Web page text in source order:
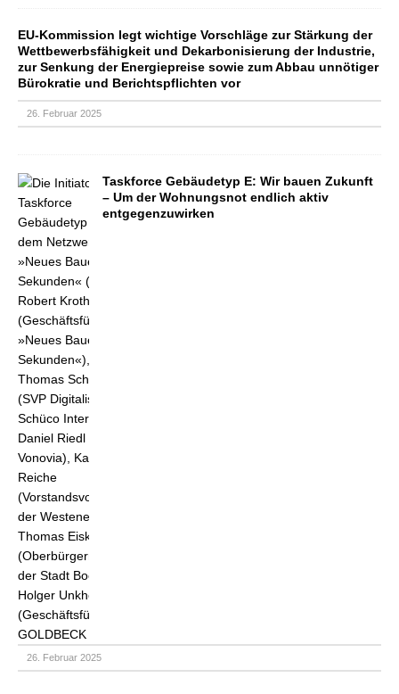
­­EU-Kommission legt wichtige Vorschläge zur Stärkung der
Wettbewerbsfähigkeit und Dekarbonisierung der Industrie,
zur Senkung der Energiepreise sowie zum Abbau unnötiger
Bürokratie und Berichtspflichten vor
26. Februar 2025
Taskforce Gebäudetyp E: Wir bauen Zukunft
– Um der Wohnungsnot endlich aktiv
entgegenzuwirken
26. Februar 2025